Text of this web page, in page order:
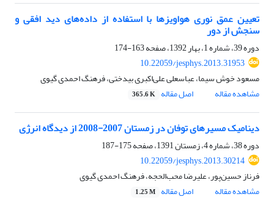
تعیین عمق نوری هواویزها با استفاده از داده‌ها‌‌ی دید افقی و
سنجش از دور
دوره 39، شماره 1، بهار 1392، صفحه
163-174
10.22059/jesphys.2013.31953
مسعود خوش سیما، عباسعلی علی‌اکبری بیدختی، فرهنگ احمدی گیوی
مشاهده مقاله
اصل مقاله 365.6 K
دینامیک مسیرهای توفان در زمستان 2007-2008 از دیدگاه انرژی
دوره 38، شماره 4، زمستان 1391، صفحه
175-187
10.22059/jesphys.2013.30214
فرناز حسین‌‌پور، علیرضا محب‌الحجه، فرهنگ احمدی گیوی
مشاهده مقاله
اصل مقاله 1.25 M